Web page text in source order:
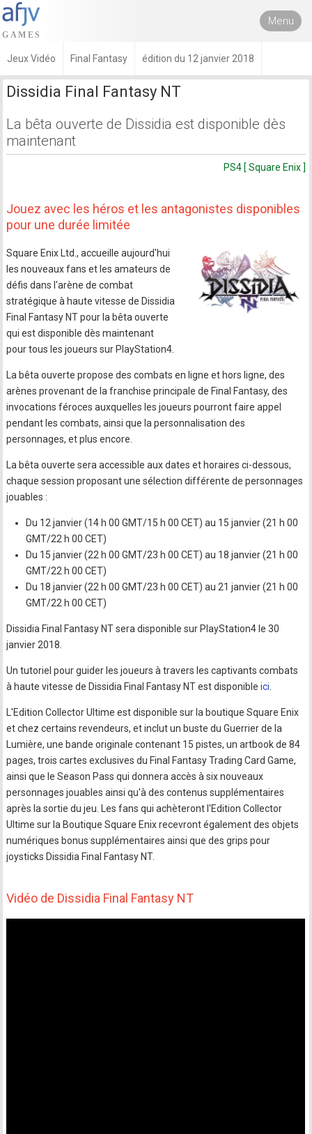
Menu
Jeux Vidéo Final Fantasy édition du 12 janvier 2018
Dissidia Final Fantasy NT
La bêta ouverte de Dissidia est disponible dès
maintenant
PS4 [ Square Enix ]
Jouez avec les héros et les antagonistes disponibles
pour une durée limitée
Square Enix Ltd., accueille aujourd'hui
les nouveaux fans et les amateurs de
défis dans l'arène de combat
stratégique à haute vitesse de Dissidia
Final Fantasy NT pour la bêta ouverte
qui est disponible dès maintenant
pour tous les joueurs sur PlayStation4.
La bêta ouverte propose des combats en ligne et hors ligne, des
arènes provenant de la franchise principale de Final Fantasy, des
invocations féroces auxquelles les joueurs pourront faire appel
pendant les combats, ainsi que la personnalisation des
personnages, et plus encore.
La bêta ouverte sera accessible aux dates et horaires ci-dessous,
chaque session proposant une sélection différente de personnages
jouables :
Du 12 janvier (14 h 00 GMT/15 h 00 CET) au 15 janvier (21 h 00
GMT/22 h 00 CET)
Du 15 janvier (22 h 00 GMT/23 h 00 CET) au 18 janvier (21 h 00
GMT/22 h 00 CET)
Du 18 janvier (22 h 00 GMT/23 h 00 CET) au 21 janvier (21 h 00
GMT/22 h 00 CET)
Dissidia Final Fantasy NT sera disponible sur PlayStation4 le 30
janvier 2018.
Un tutoriel pour guider les joueurs à travers les captivants combats
à haute vitesse de Dissidia Final Fantasy NT est disponibleici
L'Edition Collector Ultime est disponible sur la boutique Square Enix
et chez certains revendeurs, et inclut un buste du Guerrier de la
Lumière, une bande originale contenant 15 pistes, un artbook de 84
pages, trois cartes exclusives du Final Fantasy Trading Card Game,
ainsi que le Season Pass qui donnera accès à six nouveaux
personnages jouables ainsi qu'à des contenus supplémentaires
après la sortie du jeu. Les fans qui achèteront l'Edition Collector
Ultime sur la Boutique Square Enix recevront également des objets
numériques bonus supplémentaires ainsi que des grips pour
joysticks Dissidia Final Fantasy NT.
Vidéo de Dissidia Final Fantasy NT